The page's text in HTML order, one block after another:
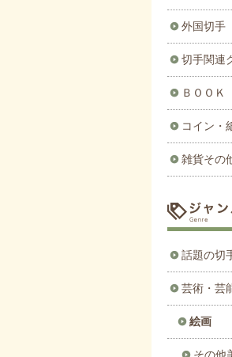
外国切手
切手関連
ＢＯＯＫ
コイン・
雑貨その
話題の切
芸術・芸
絵画